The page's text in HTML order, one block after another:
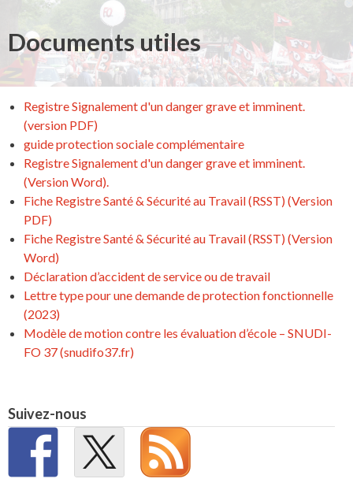
Documents utiles
Registre Signalement d'un danger grave et imminent.
(version PDF)
guide protection sociale complémentaire
Registre Signalement d'un danger grave et imminent.
(Version Word).
Fiche Registre Santé & Sécurité au Travail (RSST) (Version
PDF)
Fiche Registre Santé & Sécurité au Travail (RSST) (Version
Word)
Déclaration d’accident de service ou de travail
Lettre type pour une demande de protection fonctionnelle
(2023)
Modèle de motion contre les évaluation d’école – SNUDI-
FO 37 (snudifo37.fr)
Suivez-nous